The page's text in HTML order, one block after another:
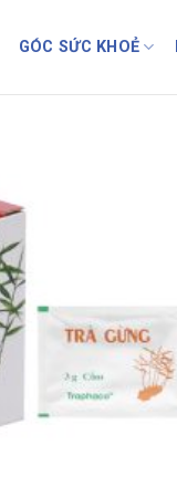
GÓC SỨC KHOẺ